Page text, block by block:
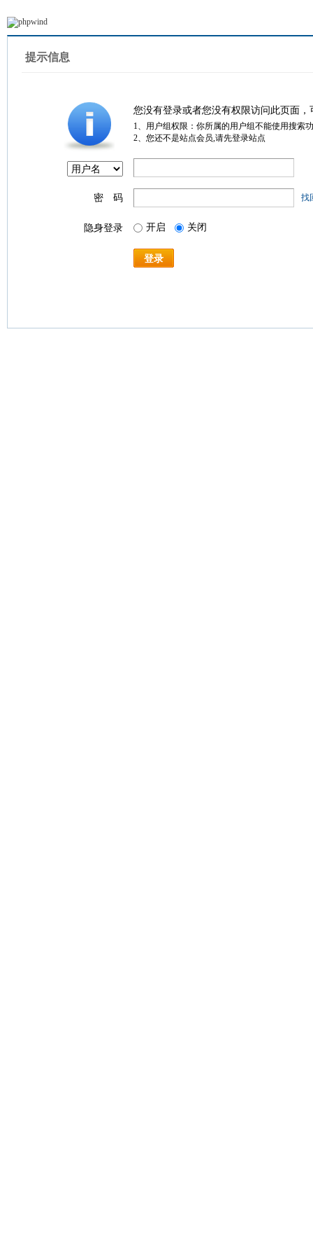
提示信息
您没有登录或者您没有权限访问此页面
1、用户组权限：你所属的用户组不能使用搜索
2、您还不是站点会员,请先登录站点
密 码 找
隐身登录 开启 关闭
登录